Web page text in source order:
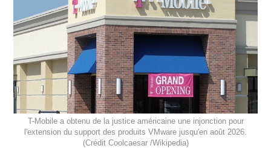
T-Mobile a obtenu de la justice américaine une injonction pour
l'extension du support des produits VMware jusqu'en août 2026.
(Crédit Coolcaesar /Wikipedia)